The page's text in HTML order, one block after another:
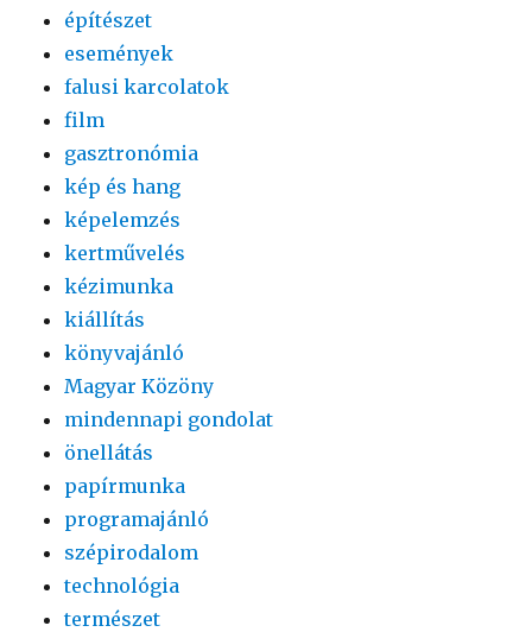
építészet
események
falusi karcolatok
film
gasztronómia
kép és hang
képelemzés
kertművelés
kézimunka
kiállítás
könyvajánló
Magyar Közöny
mindennapi gondolat
önellátás
papírmunka
programajánló
szépirodalom
technológia
természet